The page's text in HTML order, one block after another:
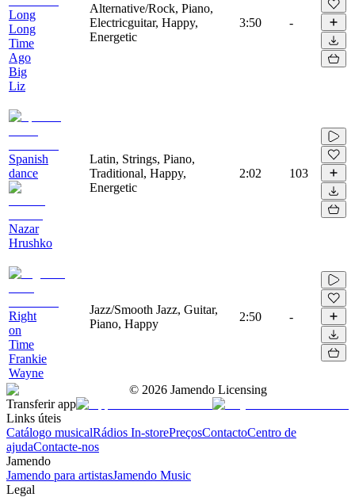
Long
Long
Time
Ago
Big
Liz
Alternative/Rock, Piano,
Electricguitar, Happy,
Energetic
3:50 -
Spanish
dance
Nazar
Hrushko
Latin, Strings, Piano,
Traditional, Happy,
Energetic
2:02 103
Right
on
Time
Frankie
Wayne
Jazz/Smooth Jazz, Guitar,
Piano, Happy
2:50 -
© 2026 Jamendo Licensing
Transferir app
Links úteis
Catálogo musicalRádios In-storePreçosContactoCentro de
ajudaContacte-nos
Jamendo
Jamendo para artistasJamendo Music
Legal